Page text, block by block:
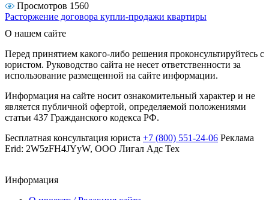
Просмотров 1560
Расторжение договора купли-продажи квартиры
О нашем сайте
Перед принятием какого-либо решения проконсультируйтесь с
юристом. Руководство сайта не несет ответственности за
использование размещенной на сайте информации.
Информация на сайте носит ознакомительный характер и не
является публичной офертой, определяемой положениями
статьи 437 Гражданского кодекса РФ.
Бесплатная консультация юриста +7 (800) 551-24-06 Реклама
Erid: 2W5zFH4JYyW, ООО Лигал Адс Тех
Информация